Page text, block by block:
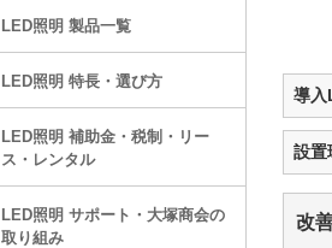
導入
設置
改
LED照明 製品一覧
LED照明 特長・選び方
LED照明 補助金・税制・リー
ス・レンタル
LED照明 サポート・大塚商会の
取り組み